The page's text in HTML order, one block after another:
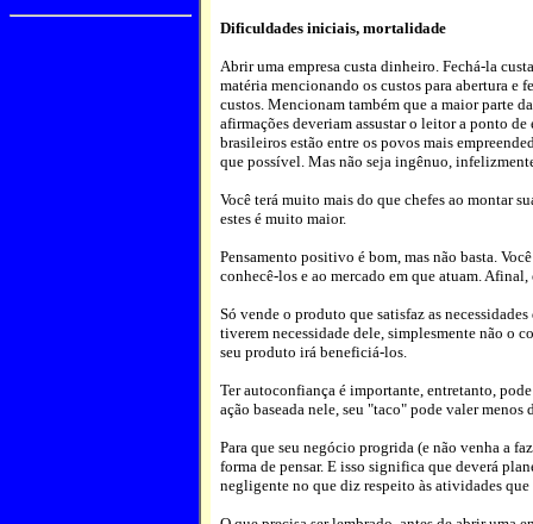
Dificuldades iniciais, mortalidade
Abrir uma empresa custa dinheiro. Fechá-la
matéria mencionando os custos para abertura e
custos. Mencionam também que a maior parte
afirmações deveriam assustar o leitor a ponto
brasileiros estão entre os povos mais
que possível. Mas não seja ingênuo,
Você terá muito mais do que chefes ao montar
estes é muito maior.
Pensamento positivo é bom, mas não basta.
conhecê-los e ao mercado em que atuam.
Só vende o produto que satisfaz as
tiverem necessidade dele, simplesmente não o
seu produto irá beneficiá-los.
Ter autoconfiança é importante, entretanto,
ação baseada nele, seu "taco" pode valer menos
Para que seu negócio progrida (e não venha a
forma de pensar. E isso significa que deverá
negligente no que diz respeito às atividades